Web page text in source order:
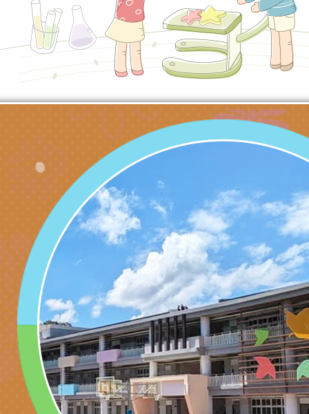
「115學年度身心障
知能研習」
檢送桃園市政府LED
字稿
函轉國立臺灣師範大
「115學年度身心障
知能研習」
有關桃園市八德區大
學辦理「音樂班第
樂會-憶起玩樂」
檢送桃園市政府家庭
「小桃家5月課程資
子的人際必修課」、
代的親職教養」海報
檢送「小桃家幸福+
實體座談會」海報
函轉臺北市勞動力重
委託辦理「2026臺
摩據點視覺設計競賽
章
檢送桃園市政府LED
字稿
函轉教育部訂於115
(星期六)下午2時至5
立臺灣科學教育館（
林區士商路189號）
理「115年度515國
檢送本市115學年度
術才能音樂班鑑定二
章
函轉本府新聞處115
安全宣導
檢送本府新聞處115
安全宣導
有關衛生福利部辦理